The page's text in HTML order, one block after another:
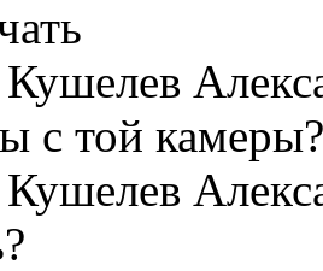
с той камеры?